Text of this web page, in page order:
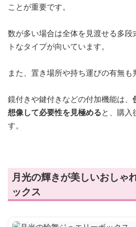
ことが重要です。
数が多い場合は全体を見渡せる多段
トなタイプが向いています。
また、置き場所や持ち運びの有無も
鏡付きや鍵付きなどの付加機能は、
想像して必要性を見極めると、購入
す。
月光の輝きが美しいおしゃ
ックス